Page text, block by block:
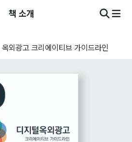
책 소개
옥외광고 크리에이티브 가이드라인